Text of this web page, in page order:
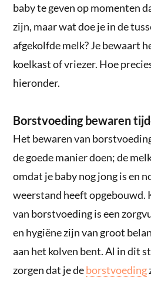
baby te geven op momenten
zijn, maar wat doe je in de
afgekolfde melk? Je bewaart
koelkast of vriezer. Hoe
hieronder.
Borstvoeding bewaren
Het bewaren van
de goede manier doen; de
omdat je baby nog jong is en
weerstand heeft opgebouwd.
van borstvoeding is een
en hygiëne zijn van groot
aan het kolven bent. Al in dit
zorgen dat je deborstvoeding